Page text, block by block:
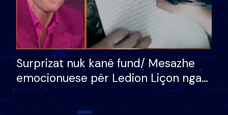
Surprizat nuk kanë fund/ Mesazhe
emocionuese për Ledion Liçon nga
nëna dhe fëmijët e tij, moderatori
nuk i mban dot lotët: Nuk meritoj…